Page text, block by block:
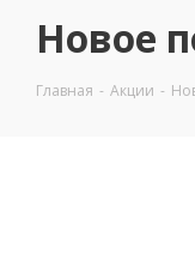
Новое
Главная - Акции -